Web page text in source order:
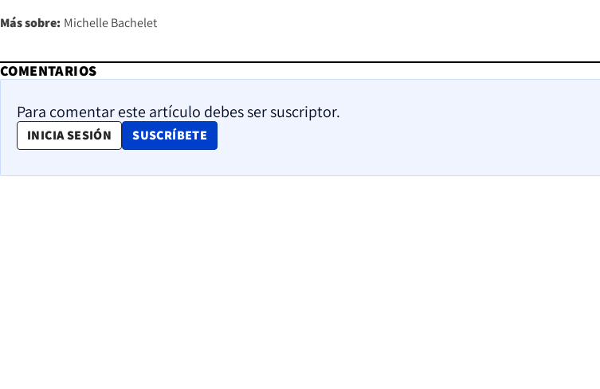
Más sobre: Michelle Bachelet
COMENTARIOS
Para comentar este artículo debes ser suscriptor.
INICIA SESIÓN SUSCRÍBETE
OPENS IN NEW WINDOW